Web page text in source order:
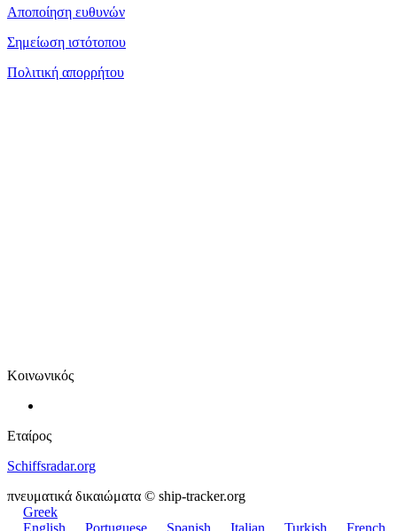
Αποποίηση ευθυνών
Σημείωση ιστότοπου
Πολιτική απορρήτου
Κοινωνικός
Εταίρος
Schiffsradar.org
πνευματικά δικαιώματα © ship-tracker.org
Greek
English
Portuguese Spanish Italian Turkish French